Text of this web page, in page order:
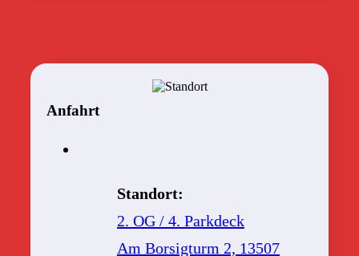
Anfahrt
Standort:
2. OG / 4. Parkdeck
Am Borsigturm 2, 13507